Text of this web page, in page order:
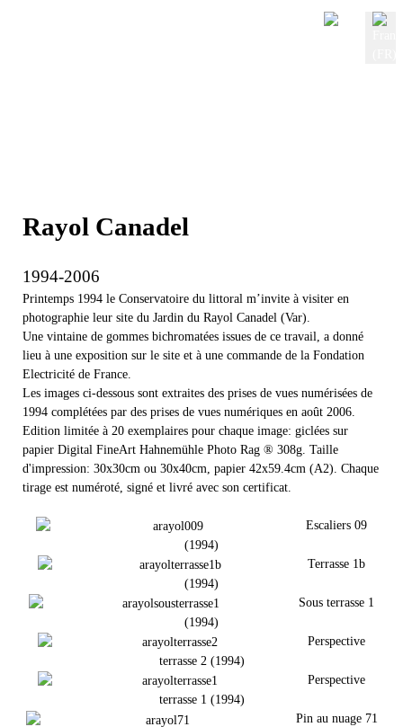
Rayol Canadel
1994-2006
Printemps 1994 le Conservatoire du littoral m’invite à visiter en
photographie leur site du Jardin du Rayol Canadel (Var).
Une vintaine de gommes bichromatées issues de ce travail, a donné
lieu à une exposition sur le site et à une commande de la Fondation
Electricité de France.
Les images ci-dessous sont extraites des prises de vues numérisées de
1994 complétées par des prises de vues numériques en août 2006.
Edition limitée à 20 exemplaires pour chaque image: giclées sur
papier Digital FineArt Hahnemühle Photo Rag ® 308g. Taille
d'impression: 30x30cm ou 30x40cm, papier 42x59.4cm (A2). Chaque
tirage est numéroté, signé et livré avec son certificat.
Escaliers 09
(1994)
Terrasse 1b
(1994)
Sous terrasse 1
(1994)
Perspective
terrasse 2 (1994)
Perspective
terrasse 1 (1994)
Pin au nuage 71